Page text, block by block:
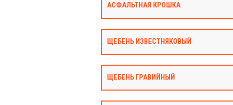
АСФАЛЬТНАЯ КРОШКА
ЩЕБЕНЬ ИЗВЕСТНЯКОВЫЙ
ЩЕБЕНЬ ГРАВИЙНЫЙ